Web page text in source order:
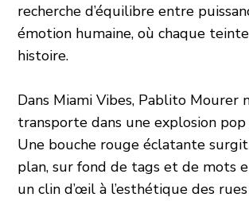
recherche d’équilibre entre
émotion humaine, où chaque
histoire.
Dans Miami Vibes, Pablito Mourer
transporte dans une explosion
Une bouche rouge éclatante
plan, sur fond de tags et de mots
un clin d’œil à l’esthétique des